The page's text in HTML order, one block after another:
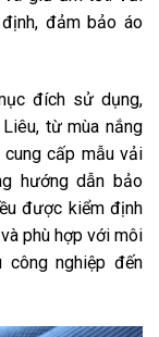
đảm bảo áo
đích sử dụng,
từ mùa nắng
cấp mẫu vải
hướng dẫn bảo
được kiểm định
phù hợp với môi
nghiệp đến